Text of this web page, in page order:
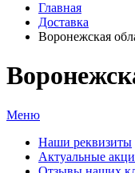
Главная
Доставка
Воронежская
Меню
Наши реквизиты
Актуальные